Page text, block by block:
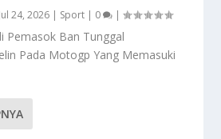
Jul 24, 2026 | Sport | 0 |
Pemasok Ban Tunggal
Pada Motogp Yang Memasuki